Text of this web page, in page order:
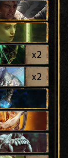
x2
x2